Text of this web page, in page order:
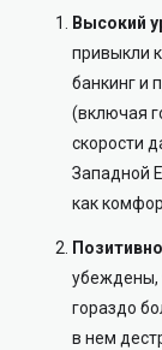
Высокий
привыкли
банкинг и
(включая
скорости
Западной
как
убеждены,
гораздо
в нем